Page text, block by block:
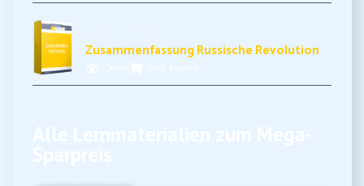
Zusammenfassung Russische Revolution